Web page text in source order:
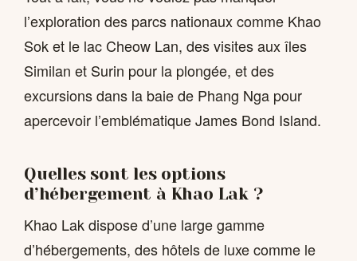
l’exploration des parcs nationaux comme Khao
Sok et le lac Cheow Lan, des visites aux îles
Similan et Surin pour la plongée, et des
excursions dans la baie de Phang Nga pour
apercevoir l’emblématique James Bond Island.
Quelles sont les options
d’hébergement à Khao Lak ?
Khao Lak dispose d’une large gamme
d’hébergements, des hôtels de luxe comme le